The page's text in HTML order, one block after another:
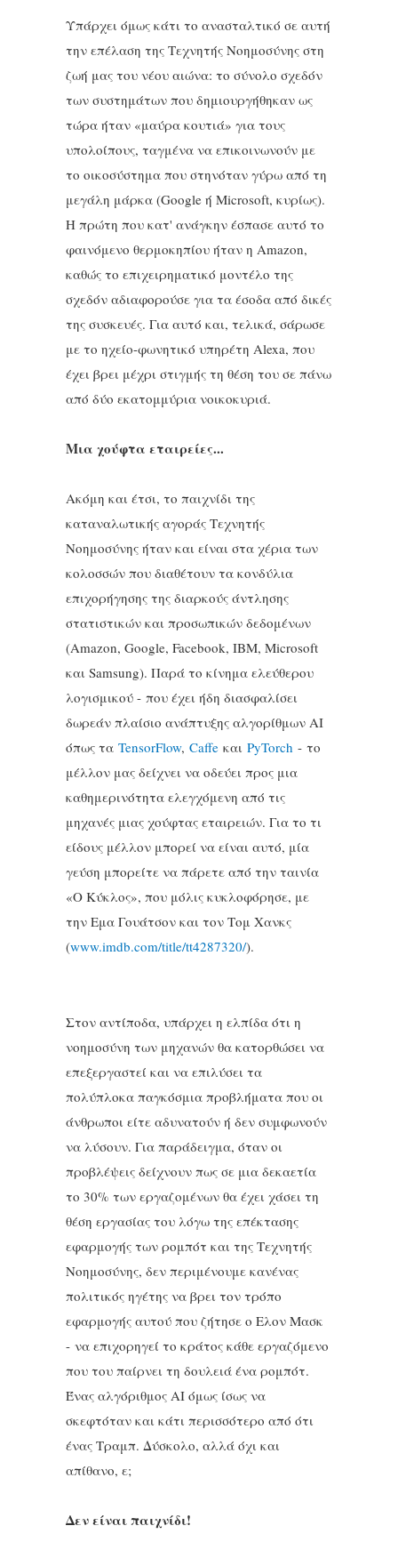
Υπάρχει όμως κάτι το ανασταλτικό σε αυτή
την επέλαση της Τεχνητής Νοημοσύνης στη
ζωή μας του νέου αιώνα: το σύνολο σχεδόν
των συστημάτων που δημιουργήθηκαν ως
τώρα ήταν «μαύρα κουτιά» για τους
υπολοίπους, ταγμένα να επικοινωνούν με
το οικοσύστημα που στηνόταν γύρω από τη
μεγάλη μάρκα (Google ή Microsoft, κυρίως).
Η πρώτη που κατ' ανάγκην έσπασε αυτό το
φαινόμενο θερμοκηπίου ήταν η Amazon,
καθώς το επιχειρηματικό μοντέλο της
σχεδόν αδιαφορούσε για τα έσοδα από δικές
της συσκευές. Για αυτό και, τελικά, σάρωσε
με το ηχείο-φωνητικό υπηρέτη Alexa, που
έχει βρει μέχρι στιγμής τη θέση του σε πάνω
από δύο εκατομμύρια νοικοκυριά.
Μια χούφτα εταιρείες...
Ακόμη και έτσι, το παιχνίδι της
καταναλωτικής αγοράς Τεχνητής
Νοημοσύνης ήταν και είναι στα χέρια των
κολοσσών που διαθέτουν τα κονδύλια
επιχορήγησης της διαρκούς άντλησης
στατιστικών και προσωπικών δεδομένων
(Amazon, Google, Facebook, ΙΒΜ, Microsoft
και Samsung). Παρά το κίνημα ελεύθερου
λογισμικού - που έχει ήδη διασφαλίσει
δωρεάν πλαίσιο ανάπτυξης αλγορίθμων ΑΙ
όπως τα TensorFlow, Caffe και PyTorch - το
μέλλον μας δείχνει να οδεύει προς μια
καθημερινότητα ελεγχόμενη από τις
μηχανές μιας χούφτας εταιρειών. Για το τι
είδους μέλλον μπορεί να είναι αυτό, μία
γεύση μπορείτε να πάρετε από την ταινία
«Ο Κύκλος», που μόλις κυκλοφόρησε, με
την Εμα Γουάτσον και τον Τομ Χανκς
(www.imdb.com/title/tt4287320/).
Στον αντίποδα, υπάρχει η ελπίδα ότι η
νοημοσύνη των μηχανών θα κατορθώσει να
επεξεργαστεί και να επιλύσει τα
πολύπλοκα παγκόσμια προβλήματα που οι
άνθρωποι είτε αδυνατούν ή δεν συμφωνούν
να λύσουν. Για παράδειγμα, όταν οι
προβλέψεις δείχνουν πως σε μια δεκαετία
το 30% των εργαζομένων θα έχει χάσει τη
θέση εργασίας του λόγω της επέκτασης
εφαρμογής των ρομπότ και της Τεχνητής
Νοημοσύνης, δεν περιμένουμε κανένας
πολιτικός ηγέτης να βρει τον τρόπο
εφαρμογής αυτού που ζήτησε ο Ελον Μασκ
- να επιχορηγεί το κράτος κάθε εργαζόμενο
που του παίρνει τη δουλειά ένα ρομπότ.
Ένας αλγόριθμος ΑΙ όμως ίσως να
σκεφτόταν και κάτι περισσότερο από ότι
ένας Τραμπ. Δύσκολο, αλλά όχι και
απίθανο, ε;
Δεν είναι παιχνίδι!